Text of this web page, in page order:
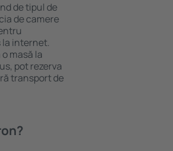
de tipul de
de camere
la internet.
masă la
pot rezerva
transport de